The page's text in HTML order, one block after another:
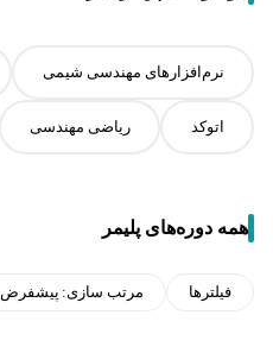
نرم‌افزارهای مهندسی شیمی
اتوکد ریاضی مهندسی
همه دوره‌های پلیمر
فیلترها مرتب سازی: پیشفرض